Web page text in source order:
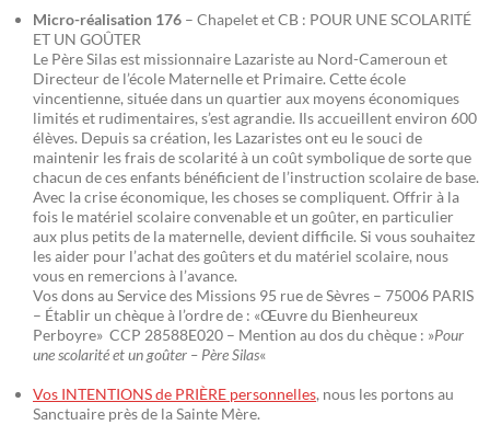
Micro-réalisation 176 – Chapelet et CB : POUR UNE SCOLARITÉ
ET UN GOÛTER
Le Père Silas est missionnaire Lazariste au Nord-Cameroun et
Directeur de l’école Maternelle et Primaire. Cette école
vincentienne, située dans un quartier aux moyens économiques
limités et rudimentaires, s’est agrandie. Ils accueillent environ 600
élèves. Depuis sa création, les Lazaristes ont eu le souci de
maintenir les frais de scolarité à un coût symbolique de sorte que
chacun de ces enfants bénéficient de l’instruction scolaire de base.
Avec la crise économique, les choses se compliquent. Offrir à la
fois le matériel scolaire convenable et un goûter, en particulier
aux plus petits de la maternelle, devient difficile. Si vous souhaitez
les aider pour l’achat des goûters et du matériel scolaire, nous
vous en remercions à l’avance.
Vos dons au Service des Missions 95 rue de Sèvres – 75006 PARIS
– Établir un chèque à l’ordre de : «Œuvre du Bienheureux
Perboyre» CCP 28588E020 – Mention au dos du chèque : »Pour
une scolarité et un goûter – Père Silas«
Vos INTENTIONS de PRIÈRE personnelles, nous les portons au
Sanctuaire près de la Sainte Mère.